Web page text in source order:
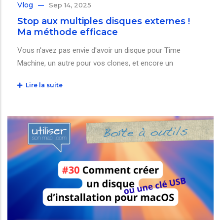
Vlog Sep 14, 2025
Stop aux multiples disques externes !
Ma méthode efficace
Vous n'avez pas envie d'avoir un disque pour Time
Machine, un autre pour vos clones, et encore un
Lire la suite